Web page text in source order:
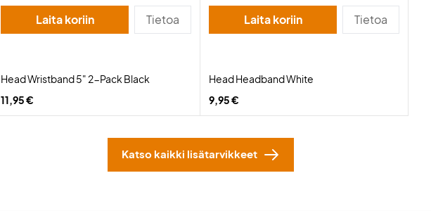
Laita koriin Tietoa
Head Wristband 5" 2-Pack Black
11,95 €
Laita koriin Tietoa
Head Headband White
9,95 €
Katso kaikki lisätarvikkeet